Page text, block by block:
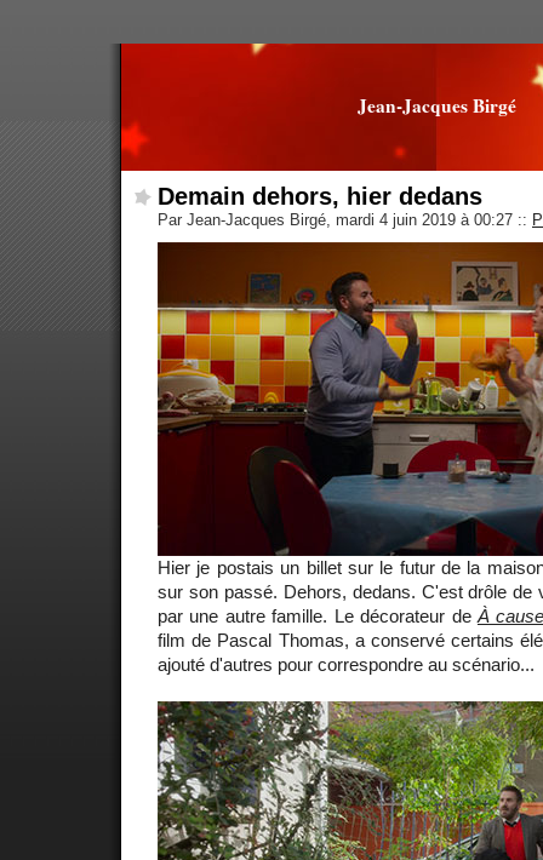
Jean-Jacques Birgé
Demain dehors, hier dedans
Par Jean-Jacques Birgé, mardi 4 juin 2019 à 00:27 ::
Hier je postais un billet sur le futur de la
sur son passé. Dehors, dedans. C'est drôle de
par une autre famille. Le décorateur de À
film de Pascal Thomas, a conservé certains
ajouté d'autres pour correspondre au scénario...